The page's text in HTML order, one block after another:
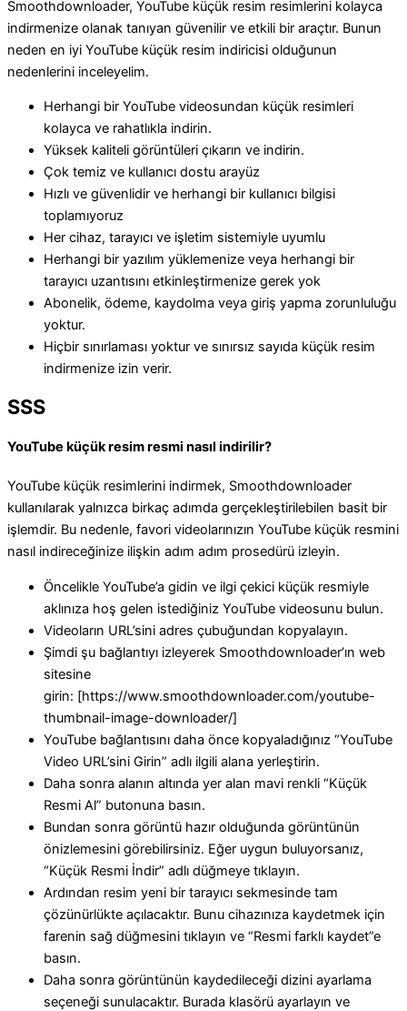
Smoothdownloader, YouTube küçük resim resimlerini kolayca
indirmenize olanak tanıyan güvenilir ve etkili bir araçtır. Bunun
neden en iyi YouTube küçük resim indiricisi olduğunun
nedenlerini inceleyelim.
Herhangi bir YouTube videosundan küçük resimleri
kolayca ve rahatlıkla indirin.
Yüksek kaliteli görüntüleri çıkarın ve indirin.
Çok temiz ve kullanıcı dostu arayüz
Hızlı ve güvenlidir ve herhangi bir kullanıcı bilgisi
toplamıyoruz
Her cihaz, tarayıcı ve işletim sistemiyle uyumlu
Herhangi bir yazılım yüklemenize veya herhangi bir
tarayıcı uzantısını etkinleştirmenize gerek yok
Abonelik, ödeme, kaydolma veya giriş yapma zorunluluğu
yoktur.
Hiçbir sınırlaması yoktur ve sınırsız sayıda küçük resim
indirmenize izin verir.
SSS
YouTube küçük resim resmi nasıl indirilir?
YouTube küçük resimlerini indirmek, Smoothdownloader
kullanılarak yalnızca birkaç adımda gerçekleştirilebilen basit bir
işlemdir. Bu nedenle, favori videolarınızın YouTube küçük resmini
nasıl indireceğinize ilişkin adım adım prosedürü izleyin.
Öncelikle YouTube’a gidin ve ilgi çekici küçük resmiyle
aklınıza hoş gelen istediğiniz YouTube videosunu bulun.
Videoların URL’sini adres çubuğundan kopyalayın.
Şimdi şu bağlantıyı izleyerek Smoothdownloader’ın web
sitesine
girin: [https://www.smoothdownloader.com/youtube-
thumbnail-image-downloader/]
YouTube bağlantısını daha önce kopyaladığınız “YouTube
Video URL’sini Girin” adlı ilgili alana yerleştirin.
Daha sonra alanın altında yer alan mavi renkli “Küçük
Resmi Al” butonuna basın.
Bundan sonra görüntü hazır olduğunda görüntünün
önizlemesini görebilirsiniz. Eğer uygun buluyorsanız,
“Küçük Resmi İndir” adlı düğmeye tıklayın.
Ardından resim yeni bir tarayıcı sekmesinde tam
çözünürlükte açılacaktır. Bunu cihazınıza kaydetmek için
farenin sağ düğmesini tıklayın ve “Resmi farklı kaydet”e
basın.
Daha sonra görüntünün kaydedileceği dizini ayarlama
seçeneği sunulacaktır. Burada klasörü ayarlayın ve